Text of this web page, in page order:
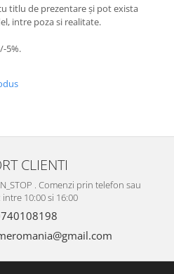
titlu de prezentare și pot exista
intre poza si realitate.
5%.
CLIENTI
. Comenzi prin telefon sau
10:00 si 16:00